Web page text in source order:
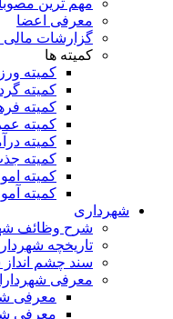
مهم ترین
معرفی اعضا
گزارشات مالی
کمیته ها
کمیته
کمیته
کمیته
کمیته
کمیته
کمیته
کمیته
کمیته
شهرداری
شرح وظائف
تاریخچه
سند چشم
معرفی
معرفی
معرفی